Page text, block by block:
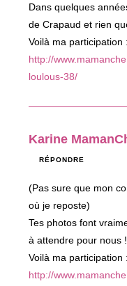
Dans quelques
de Crapaud et rien
Voilà ma participation :
http://
loulous-38/
Karine
RÉPONDRE
(Pas sure que mon
où je reposte)
Tes photos font
à attendre pour nous !
Voilà ma participation :
http://